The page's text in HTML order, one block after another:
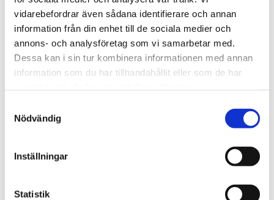
vidarebefordrar även sådana identifierare och annan
information från din enhet till de sociala medier och
annons- och analysföretag som vi samarbetar med.
Dessa kan i sin tur kombinera informationen med annan
information som du har tillhandahållit eller som de har
Nödvändig
Inställningar
Statistik
Lättmonterad
lasthållarfot för Thule Evo-
takräcken, för fordon med
integrerad reling.
1 795 kr
1 975 kr
720600
Lättmonterad
lasthållarfot för Thule
Edge-takräcken, för
fordon med integrerad
reling.
2 525kr
2 635kr